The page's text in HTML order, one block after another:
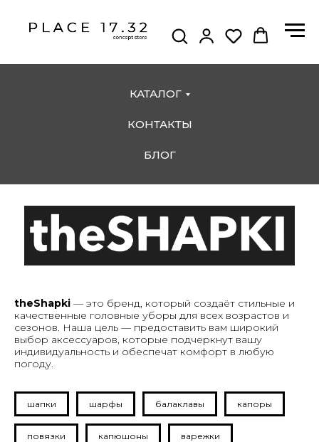
КАТАЛОГ
КОНТАКТЫ
БЛОГ
theShapki — это бренд, который создаёт стильные и
качественные головные уборы для всех возрастов и
сезонов. Наша цель — предоставить вам широкий
выбор аксессуаров, которые подчеркнут вашу
индивидуальность и обеспечат комфорт в любую
погоду.
шапки шарфы балаклавы капоры
повязки капюшоны варежки